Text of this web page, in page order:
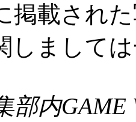
掲載され
しまして
部内GAME